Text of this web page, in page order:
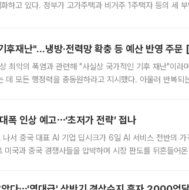
하고 있다. 정부가 고가주택과 비거주 1주택자 등의 세
후재난"…냉방·전력망 확충 등 예산 반영 주문
최악의 폭염과 관련해 "사실상 국가적인 기후 재난"이라
데 모든 행정력을 총동원하라고 지시했다. 아울러 반복되
폭 인상 예고⋯‘초저가 전략’ 접나
나서 중국 대표 AI 기업 딥시크가 6일 AI 서비스 전반의
미국과 중국 경쟁사들을 압박하며 시장 판도를 뒤흔들어